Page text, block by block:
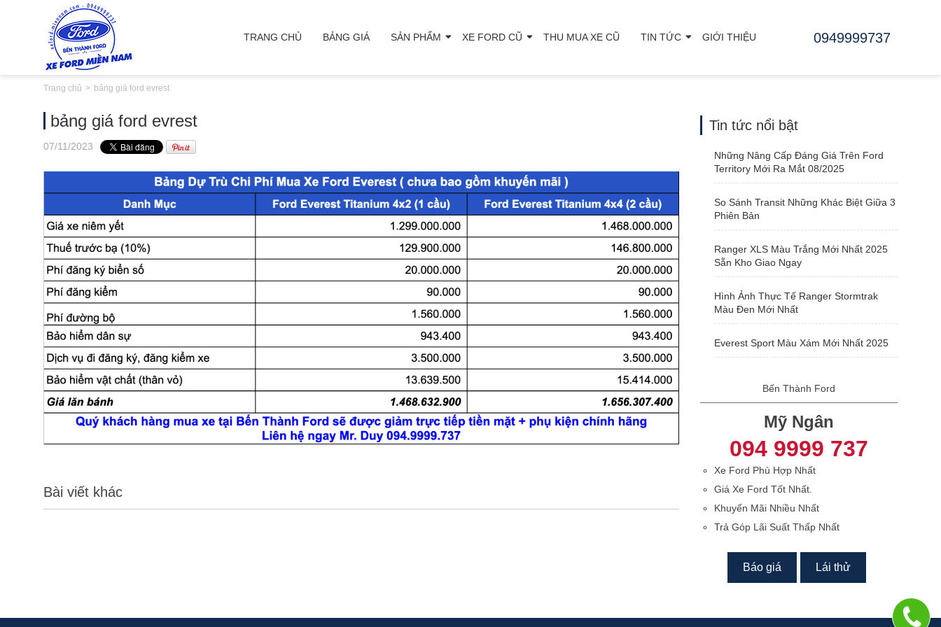
TRANG CHỦ BẢNG GIÁ SẢN PHẨM XE FORD CŨ THU MUA XE CŨ TIN TỨC GIỚI THIỆU 0949999737
Trang chủ bảng giá ford evrest
bảng giá ford evrest
07/11/2023
Bài viết khác
Tin tức nổi bật
Những Nâng Cấp Đáng Giá Trên Ford
Territory Mới Ra Mắt 08/2025
So Sánh Transit Những Khác Biệt Giữa 3
Phiên Bản
Ranger XLS Màu Trắng Mới Nhất 2025
Sẵn Kho Giao Ngay
Hình Ảnh Thực Tế Ranger Stormtrak
Màu Đen Mới Nhất
Everest Sport Màu Xám Mới Nhất 2025
Bến Thành Ford
Mỹ Ngân
094 9999 737
Xe Ford Phù Hợp Nhất
Giá Xe Ford Tốt Nhất.
Khuyến Mãi Nhiều Nhất
Trả Góp Lãi Suất Thấp Nhất
Báo giá Lái thử